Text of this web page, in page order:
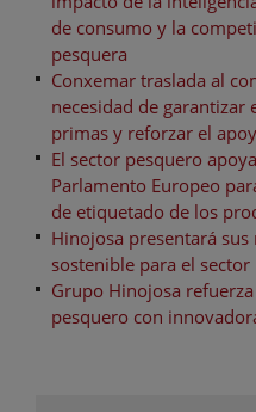
de consumo y la
pesquera
Conxemar traslada al
necesidad de
primas y reforzar el
El sector pesquero
Parlamento Europeo
de etiquetado de los
Hinojosa presentará
sostenible para el
Grupo Hinojosa
pesquero con